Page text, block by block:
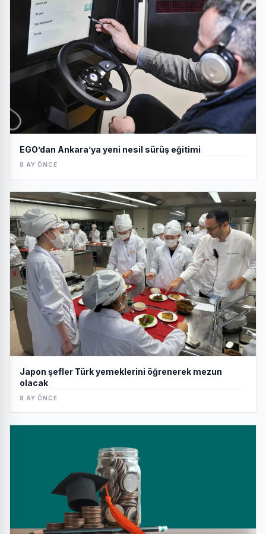
EGO’dan Ankara’ya yeni nesil sürüş eğitimi
8 AY ÖNCE
Japon şefler Türk yemeklerini öğrenerek mezun
olacak
8 AY ÖNCE